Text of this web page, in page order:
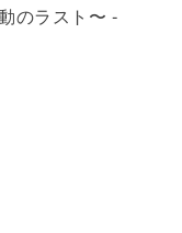
のラスト〜 -